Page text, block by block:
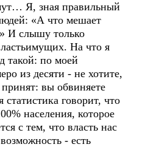
Я, зная правильный
«А что мешает
И слышу только
На что я
такой: по моей
из десяти - не хотите,
вы обвиняете
говорит, что
населения, которое
с тем, что власть нас
- есть